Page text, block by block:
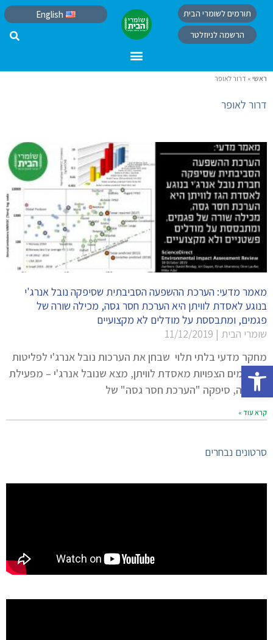
פתח סרגל נגישות
תורמים לשומרי הבית
הרשמה לניוזלטר
English
ראשי » דרור לאופר
דרור לאופר
מאמר מדעי: הערכת ההשפעה הסביבתית שסיפקה נובל אנרג'י
בנוגע לאסדת לוויתן היא הערכת חסר גסה, מכילה שורה של
פגמים, ומתבססת על מודלים לא מקצועיים
שומרי הבית
מחקר מדעי בלתי תלוי שבחן את הערכות נובל אנרג'י לפליטות
המזהמים הצפויות מאסדת לוויתן, מצא שנובל אנרג'י – מפעילת
האסדה, סיפקה "הערכת חסר גסה" של
קרא עוד »
סרטונים נבחרים